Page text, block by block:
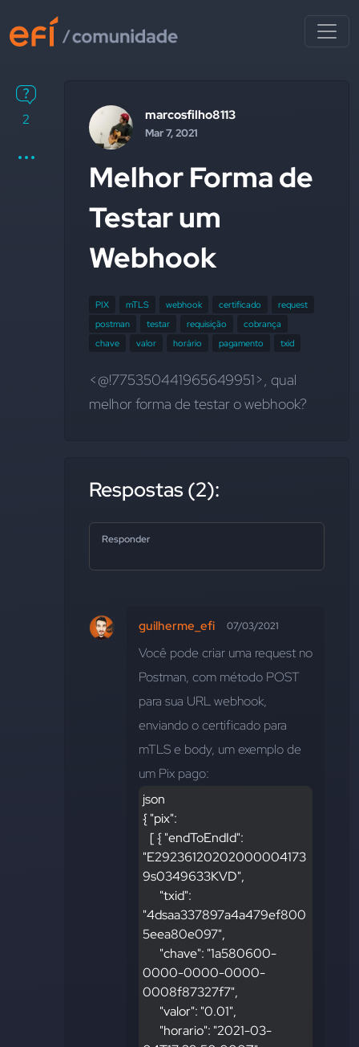
2 marcosfilho8113
Mar 7, 2021
Melhor Forma de
Testar um
Webhook
PIX mTLS webhook certificado
request
postman
testar requisição
cobrança
chave
valor horário pagamento txid
<@!775350441965649951>, qual
melhor forma de testar o webhook?
Respostas (2):
Responder
guilherme_efi 07/03/2021
Você pode criar uma request no
Postman, com método POST
para sua URL webhook,
enviando o certificado para
mTLS e body, um exemplo de
um Pix pago:
json
{ "pix":
"E29236120202000004173
9s0349633KVD",
"4dsaa337897a4a479ef800
5eea80e097",
0000-0000-0000-
0008f87327f7",
       "valor": "0.01",